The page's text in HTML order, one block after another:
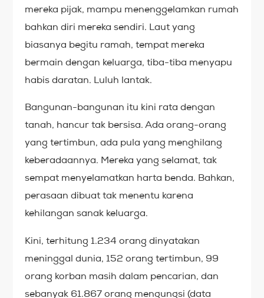
mereka pijak, mampu menenggelamkan rumah
bahkan diri mereka sendiri. Laut yang
biasanya begitu ramah, tempat mereka
bermain dengan keluarga, tiba-tiba menyapu
habis daratan. Luluh lantak.
Bangunan-bangunan itu kini rata dengan
tanah, hancur tak bersisa. Ada orang-orang
yang tertimbun, ada pula yang menghilang
keberadaannya. Mereka yang selamat, tak
sempat menyelamatkan harta benda. Bahkan,
perasaan dibuat tak menentu karena
kehilangan sanak keluarga.
Kini, terhitung 1.234 orang dinyatakan
meninggal dunia, 152 orang tertimbun, 99
orang korban masih dalam pencarian, dan
sebanyak 61.867 orang mengungsi (data